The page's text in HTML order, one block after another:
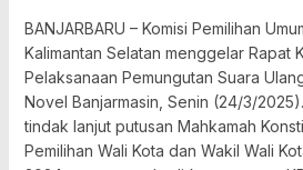
BANJARBARU – Komisi Pemilihan
Kalimantan Selatan menggelar Rapat
Pelaksanaan Pemungutan Suara
Novel Banjarmasin, Senin (24/3/
tindak lanjut putusan Mahkamah
Pemilihan Wali Kota dan Wakil Wali